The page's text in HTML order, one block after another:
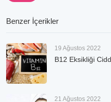
Benzer İçerikler
19 Ağustos 2022
B12 Eksikliği
21 Ağustos 2022